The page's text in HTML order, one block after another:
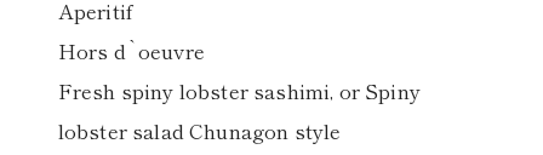
(中納言/鉄板焼ひかり)
Aperitif
Hors d`oeuvre
Fresh spiny lobster sashimi, or Spiny
lobster salad Chunagon style